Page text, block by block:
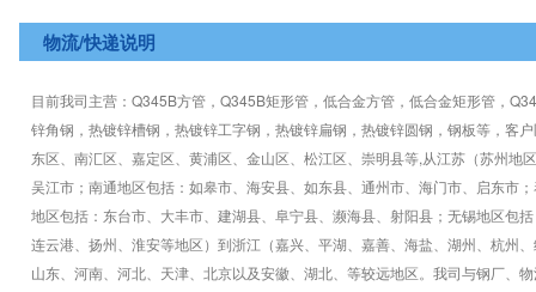
物流/快递说明
目前我司主营：Q345B方管，Q345B矩形管，低合金方管，低合金矩形管，
锌角钢，热镀锌槽钢，热镀锌工字钢，热镀锌扁钢，热镀锌圆钢，钢板等，客
东区、南汇区、嘉定区、黄浦区、金山区、松江区、崇明县等,从江苏（苏州地
吴江市；南通地区包括：如皋市、海安县、如东县、通州市、海门市、启东市
地区包括：东台市、大丰市、建湖县、阜宁县、濒海县、射阳县；无锡地区包
连云港、扬州、淮安等地区）到浙江（嘉兴、平湖、嘉善、海盐、湖州、杭州
山东、河南、河北、天津、北京以及安徽、湖北、等较远地区。我司与钢厂、